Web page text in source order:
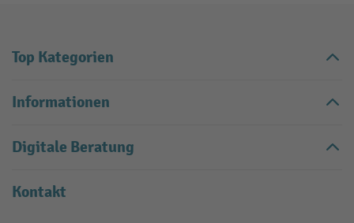
Top Kategorien
Informationen
Digitale Beratung
Kontakt